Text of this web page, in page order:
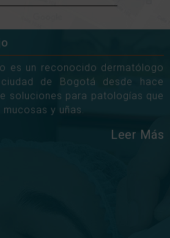
es un reconocido dermatólogo
de Bogotá desde hace
soluciones para patologías que
y uñas.
Leer Más